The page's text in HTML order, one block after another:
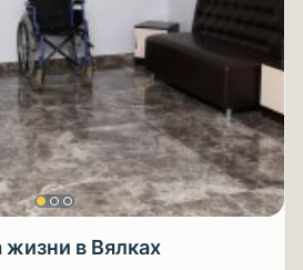
жизни в Вялках